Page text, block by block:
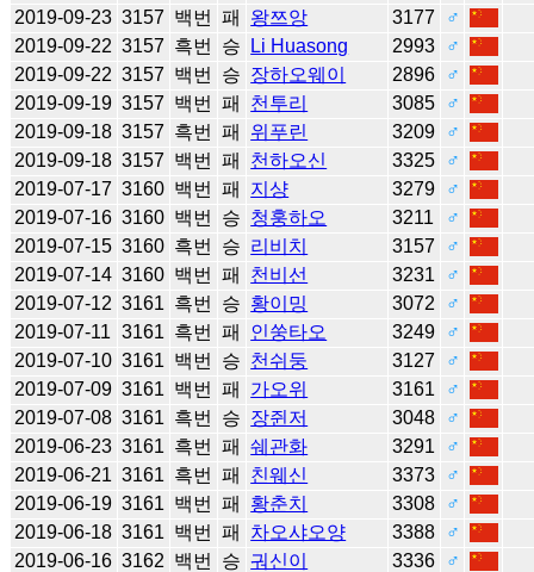
2019-09-23 3157 백번 패 왕쯔앙 3177
♂
2019-09-22 3157 흑번 승 Li Huasong 2993
♂
2019-09-22 3157 백번 승 장하오웨이 2896
♂
2019-09-19 3157 백번 패 천투리 3085
♂
2019-09-18 3157 흑번 패 위푸린 3209
♂
2019-09-18 3157 백번 패 천하오신 3325
♂
2019-07-17 3160 백번 패 지샹 3279
♂
2019-07-16 3160 백번 승 청훙하오 3211
♂
2019-07-15 3160 흑번 승 리비치 3157
♂
2019-07-14 3160 백번 패 천비선 3231
♂
2019-07-12 3161 흑번 승 황이밍 3072
♂
2019-07-11 3161 흑번 패 인쑹타오 3249
♂
2019-07-10 3161 백번 승 천쉬둥 3127
♂
2019-07-09 3161 백번 패 가오위 3161
♂
2019-07-08 3161 흑번 승 장쥔저 3048
♂
2019-06-23 3161 흑번 패 쉐관화 3291
♂
2019-06-21 3161 흑번 패 친웨신 3373
♂
2019-06-19 3161 백번 패 황춘치 3308
♂
2019-06-18 3161 백번 패 차오샤오양 3388
♂
2019-06-16 3162 백번 승 궈신이 3336
♂